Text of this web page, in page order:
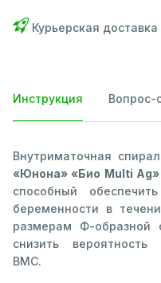
Курьерская доставка
Инструкция Вопрос-
Внутриматочная
«Юнона» «Био Multi Ag»
способный
беременности в
размерам Ф-образной
снизить вероятность
ВМС.